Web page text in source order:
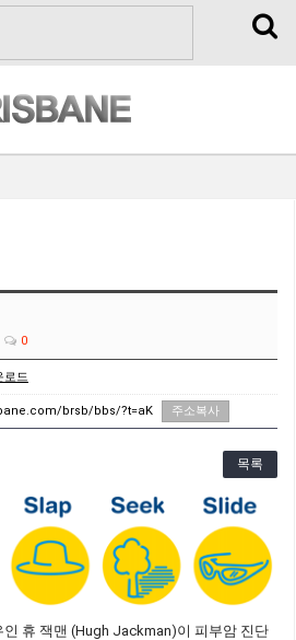
Toggle
0
로드
brsb/bbs/?t=aK 주소복사
목록
휴 잭맨 (Hugh Jackman)이 피부암 진단